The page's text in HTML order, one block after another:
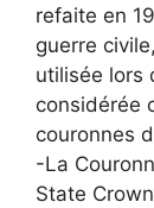
refaite en
guerre
utilisée lors
considérée
couronnes
-La
State